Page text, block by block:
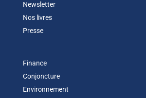
Newsletter
Nos livres
Presse
Finance
Conjoncture
Environnement